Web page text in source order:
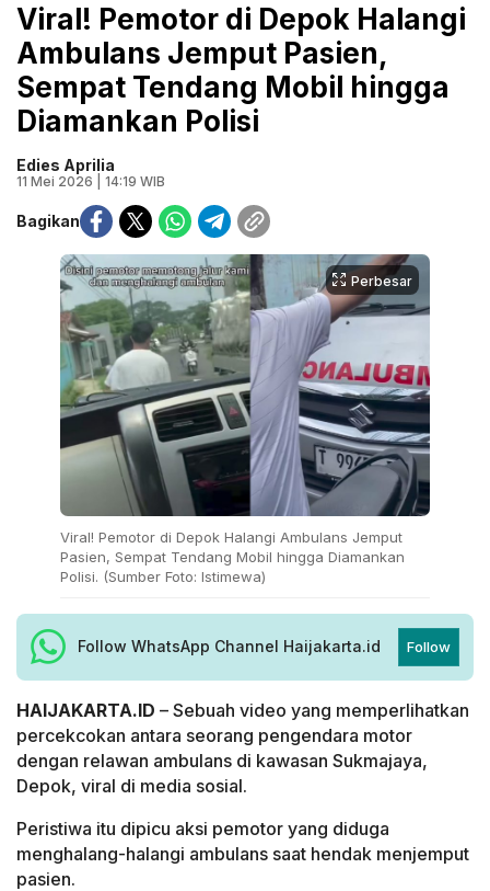
Viral! Pemotor di Depok Halangi
Ambulans Jemput Pasien,
Sempat Tendang Mobil hingga
Diamankan Polisi
Edies Aprilia
11 Mei 2026 | 14:19 WIB
Bagikan
Perbesar
Viral! Pemotor di Depok Halangi Ambulans Jemput
Pasien, Sempat Tendang Mobil hingga Diamankan
Polisi. (Sumber Foto: Istimewa)
Follow WhatsApp Channel Haijakarta.id Follow
HAIJAKARTA.ID – Sebuah video yang memperlihatkan
percekcokan antara seorang pengendara motor
dengan relawan ambulans di kawasan Sukmajaya,
Depok, viral di media sosial.
Peristiwa itu dipicu aksi pemotor yang diduga
menghalang-halangi ambulans saat hendak menjemput
pasien.